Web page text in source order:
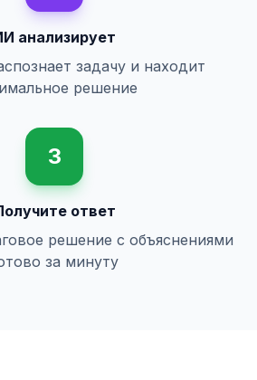
анализирует
задачу и находит
решение
3
ответ
решение с объяснениями
за минуту